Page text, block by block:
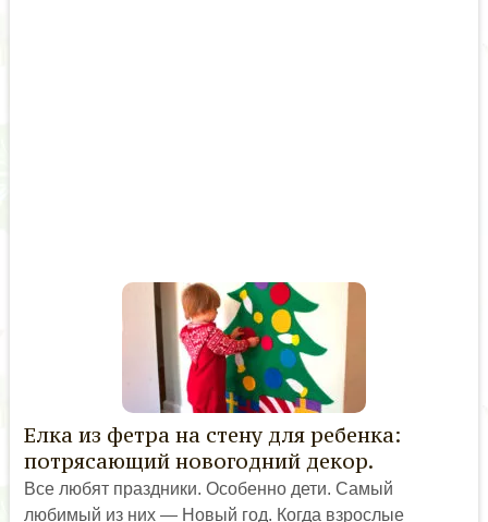
Елка из фетра на стену для ребенка:
потрясающий новогодний декор.
Все любят праздники. Особенно дети. Самый
любимый из них — Новый год. Когда взрослые